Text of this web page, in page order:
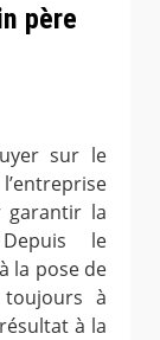
père
sur le
garantir la
le
la pose de
à
à la